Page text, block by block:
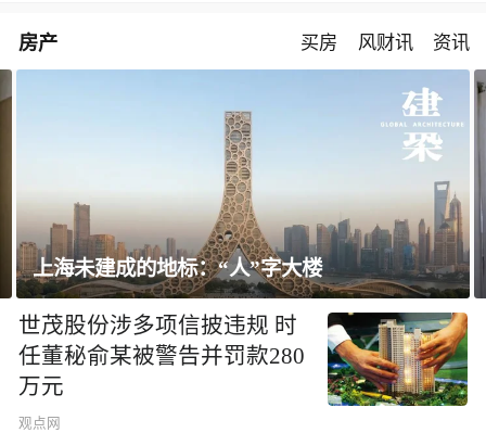
房产 买房 风财讯 资讯
飘窗竟然能变身全屋C位 都后悔没早知道！
世茂股份涉多项信披违规 时
任董秘俞某被警告并罚款280
万元
观点网